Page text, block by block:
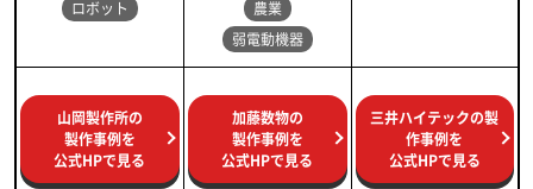
ロボット
農業
弱電動機器
山岡製作所の
製作事例を
公式HPで見る
加藤数物の
製作事例を
公式HPで見る
三井ハイテックの製
作事例を
公式HPで見る